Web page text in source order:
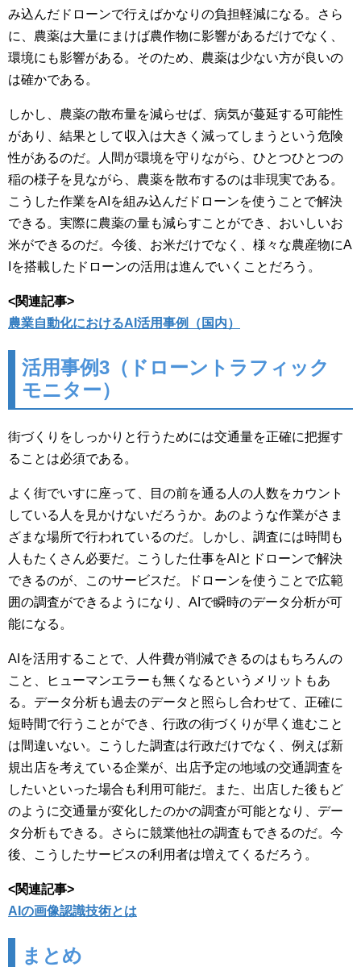
み込んだドローンで行えばかなりの負担軽減になる。さら
に、農薬は大量にまけば農作物に影響があるだけでなく、
環境にも影響がある。そのため、農薬は少ない方が良いの
は確かである。
しかし、農薬の散布量を減らせば、病気が蔓延する可能性
があり、結果として収入は大きく減ってしまうという危険
性があるのだ。人間が環境を守りながら、ひとつひとつの
稲の様子を見ながら、農薬を散布するのは非現実である。
こうした作業をAIを組み込んだドローンを使うことで解決
できる。実際に農薬の量も減らすことができ、おいしいお
米ができるのだ。今後、お米だけでなく、様々な農産物にA
Iを搭載したドローンの活用は進んでいくことだろう。
<関連記事>
農業自動化におけるAI活用事例（国内）
活用事例3（ドローントラフィック
モニター）
街づくりをしっかりと行うためには交通量を正確に把握す
ることは必須である。
よく街でいすに座って、目の前を通る人の人数をカウント
している人を見かけないだろうか。あのような作業がさま
ざまな場所で行われているのだ。しかし、調査には時間も
人もたくさん必要だ。こうした仕事をAIとドローンで解決
できるのが、このサービスだ。ドローンを使うことで広範
囲の調査ができるようになり、AIで瞬時のデータ分析が可
能になる。
AIを活用することで、人件費が削減できるのはもちろんの
こと、ヒューマンエラーも無くなるというメリットもあ
る。データ分析も過去のデータと照らし合わせて、正確に
短時間で行うことができ、行政の街づくりが早く進むこと
は間違いない。こうした調査は行政だけでなく、例えば新
規出店を考えている企業が、出店予定の地域の交通調査を
したいといった場合も利用可能だ。また、出店した後もど
のように交通量が変化したのかの調査が可能となり、デー
タ分析もできる。さらに競業他社の調査もできるのだ。今
後、こうしたサービスの利用者は増えてくるだろう。
<関連記事>
AIの画像認識技術とは
まとめ